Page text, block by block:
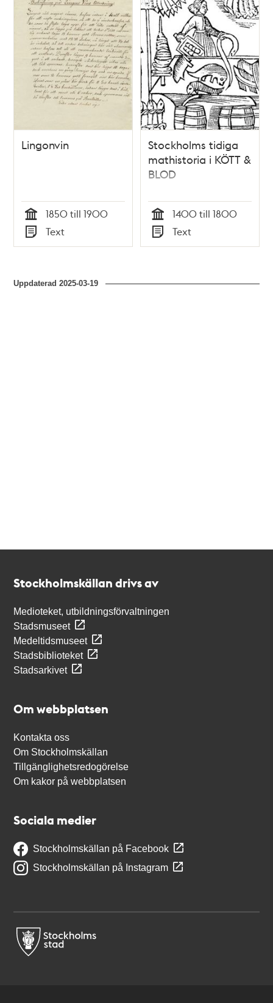
Lingonvin
Tid
1850 till 1900
Typ
Text
Stockholms tidiga
mathistoria i KÖTT &
BLOD
Tid
1400 till 1800
Typ
Text
Uppdaterad2025-03-19
Stockholmskällan drivs av
Medioteket, utbildningsförvaltningen
Stadsmuseet
Medeltidsmuseet
Stadsbiblioteket
Stadsarkivet
Om webbplatsen
Kontakta oss
Om Stockholmskällan
Tillgänglighetsredogörelse
Om kakor på webbplatsen
Sociala medier
Stockholmskällan på Facebook
Stockholmskällan på Instagram